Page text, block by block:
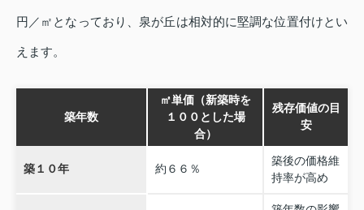
円／㎡となっており、泉が丘は相対的に堅調な位置付けとい
えます。
築年数
㎡単価（新築時を
１００とした場
合）
残存価値の目
安
築１０年 約６６％
築後の価格維
持率が高め